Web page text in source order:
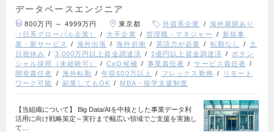
データベースエンジニア
800万円 ～ 4999万円 東京都 外資系企業
海外展開あり
（日系グローバル企業）
大手企業 管理職・マネジャー
新規事
業・新サービス
海外出張 海外折衝 英語力が必要 転勤なし
土
日祝休み
3,000万円以上資金調達済 1億円以上資金調達済
ポテン
シャル採用（未経験可）
CxO候補 事業責任者
サービス責任者
開発責任者
海外転勤 年収600万以上 フレックス勤務
リモート
ワーク可能
副業してもOK MBA・留学支援制度
【当組織について】 Big Data/AIを中核とした事業データ利
活用に向け戦略策定～実行まで幅広い領域でご支援を実施し
て…